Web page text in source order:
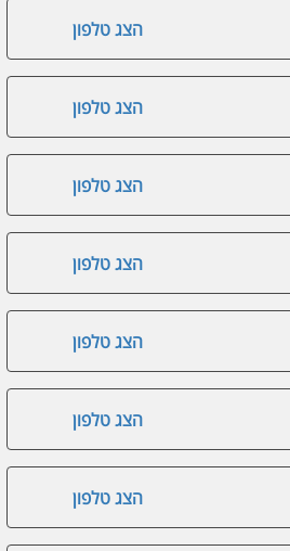
הצג טלפון
הצג טלפון
הצג טלפון
הצג טלפון
הצג טלפון
הצג טלפון
הצג טלפון